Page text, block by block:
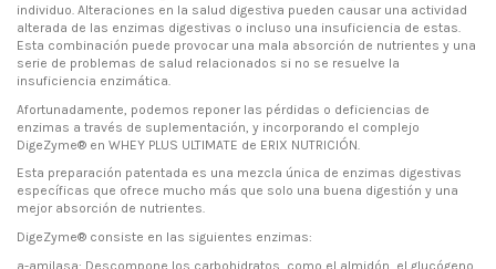
individuo. Alteraciones en la salud digestiva pueden causar una actividad
alterada de las enzimas digestivas o incluso una insuficiencia de estas.
Esta combinación puede provocar una mala absorción de nutrientes y una
serie de problemas de salud relacionados si no se resuelve la
insuficiencia enzimática.
Afortunadamente, podemos reponer las pérdidas o deficiencias de
enzimas a través de suplementación, y incorporando el complejo
DigeZyme® en WHEY PLUS ULTIMATE de ERIX NUTRICIÓN.
Esta preparación patentada es una mezcla única de enzimas digestivas
específicas que ofrece mucho más que solo una buena digestión y una
mejor absorción de nutrientes.
DigeZyme® consiste en las siguientes enzimas:
a-amilasa: Descompone los carbohidratos, como el almidón, el glucógeno